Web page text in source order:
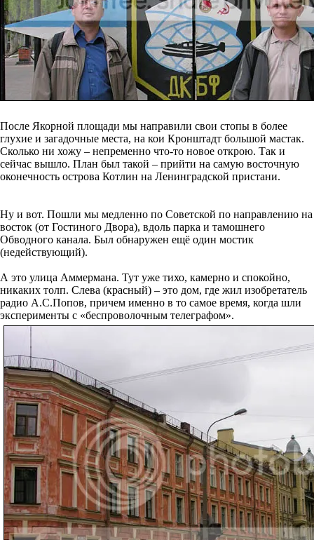
После Якорной площади мы направили свои стопы в более
глухие и загадочные места, на кои Кронштадт большой мастак.
Сколько ни хожу – непременно что-то новое открою. Так и
сейчас вышло. План был такой – прийти на самую восточную
оконечность острова Котлин на Ленинградской пристани.
Ну и вот. Пошли мы медленно по Советской по направлению на
восток (от Гостиного Двора), вдоль парка и тамошнего
Обводного канала. Был обнаружен ещё один мостик
(недействующий).
А это улица Аммермана. Тут уже тихо, камерно и спокойно,
никаких толп. Слева (красный) – это дом, где жил изобретатель
радио А.С.Попов, причем именно в то самое время, когда шли
эксперименты с «беспроволочным телеграфом».